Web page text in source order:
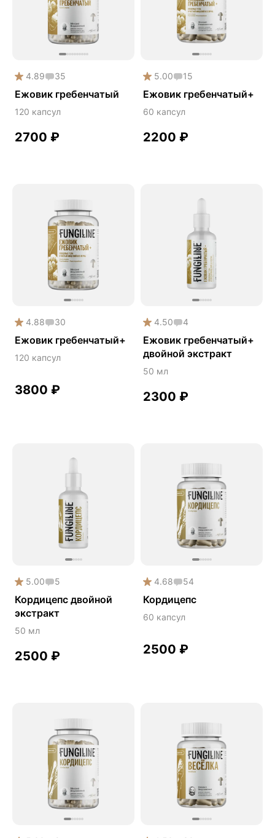
Детокс
Дикий ямс
Для волос
Зависимости
Здоровое пищеварение
Здоровые суставы
Здоровый микробиом
Здоровье легких
Здоровье почек
Йохимбе
Каштан конский
Китайский кордицепс
Майтаке
Мужское здоровье
Наборы
Натуральный антибиотик
Онколинейка
Онкопротектор
Орех чёрный
Острое зрение
Память
Пробиотики Психобиом
Продуктивность
Противовирусное
Противовоспалительное
Расторопша
4.89 35
Ежовик гребенчатый
120 капсул
2700 ₽
5.00 15
Ежовик гребенчатый+
60 капсул
2200 ₽
4.88 30
Ежовик гребенчатый+
120 капсул
3800 ₽
4.50 4
Ежовик гребенчатый+
двойной экстракт
50 мл
2300 ₽
5.00 5
Кордицепс двойной
экстракт
50 мл
2500 ₽
4.68 54
Кордицепс
60 капсул
2500 ₽